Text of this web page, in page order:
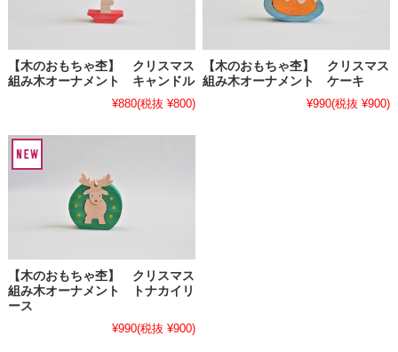
【木のおもちゃ杢】 クリスマス
組み木オーナメント キャンドル
¥880(税抜 ¥800)
【木のおもちゃ杢】 クリスマス
組み木オーナメント ケーキ
¥990(税抜 ¥900)
【木のおもちゃ杢】 クリスマス
組み木オーナメント トナカイリ
ース
¥990(税抜 ¥900)